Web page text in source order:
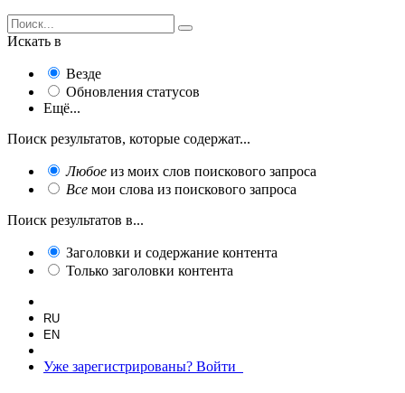
Искать в
Везде
Обновления статусов
Ещё...
Поиск результатов, которые содержат...
Любое из моих слов поискового запроса
Все мои слова из поискового запроса
Поиск результатов в...
Заголовки и содержание контента
Только заголовки контента
RU
EN
Уже зарегистрированы? Войти